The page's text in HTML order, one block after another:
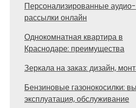
Персонализированные аудио-
рассылки онлайн
Однокомнатная квартира в
Краснодаре: преимущества
Зеркала на заказ: дизайн,
Бензиновые газонокосилки:
эксплуатация, обслуживание